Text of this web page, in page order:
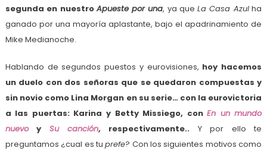
segunda en nuestroApueste por una, ya queLa Casa Azulha
ganado por una mayoría aplastante, bajo el apadrinamiento de
Mike Medianoche.
Hablando de segundos puestos y eurovisiones, hoy hacemos
un duelo con dos señoras que se quedaron compuestas y
sin novio como Lina Morgan en su serie… con la eurovictoria
a las puertas: Karina y Betty Missiego, conEn un mundo
nuevoy Su canción,respectivamente.. Y por ello te
preguntamos ¿cual es tuprefe? Con los siguientes motivos como